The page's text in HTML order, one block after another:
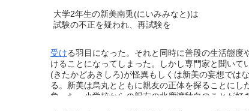
大学2年生の新美南兎(にいみみなと)は
試験の不正を疑われ、再試験を
受ける羽目になった。それと同時に普段の生活態
けることになってしまった。しかし専門家と聞い
(きたかどあきしろ)が怪異もしくは新美の妄想では
る。新美は烏丸とともに親友の正体を探ることに
負った。小学校からの親友の北鹿渡秋白のことが